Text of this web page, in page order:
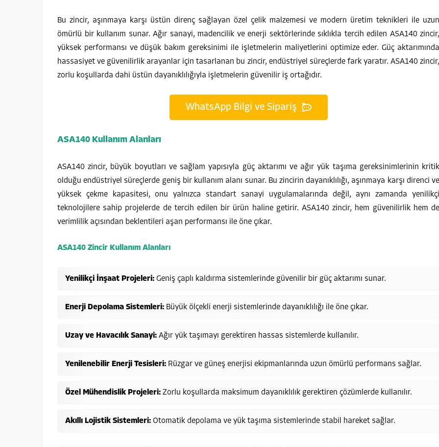
Bu zincir, aşınmaya karşı üstün direnç sağlayan özel çelik malzemesi ve modern üretim teknikleri ile uzun
ömürlü bir kullanım sunar. Ağır sanayi, madencilik ve enerji sektörlerinde sıklıkla tercih edilen ASA140 zincir,
yüksek performansı ve düşük bakım gereksinimi ile işletmelerin maliyetlerini optimize eder. Güç aktarımında
hassasiyet ve güvenilirlik arayanlar için tasarlanan bu zincir, endüstriyel süreçlerde fark yaratır. ASA140 zincir,
zorlu koşullarda dahi üstün dayanıklılığıyla işletmelerin güvenilir iş ortağıdır.
WhatsApp Bilgi ve Sipariş
ASA140 Kullanım Alanları
ASA140 zincir, büyük boyutları ve sağlam yapısıyla güç aktarımı ve ağır yük taşıma gereksinimlerinin kritik
olduğu endüstriyel süreçlerde geniş bir kullanım alanı sunar. Bu zincirin dayanıklılığı, aşınmaya karşı direnci ve
yüksek çekme kapasitesi, onu yalnızca standart sanayi uygulamalarında değil, aynı zamanda yenilikçi
teknolojilere sahip projelerde de tercih edilen bir ürün haline getirir. ASA140 zincir, hem güvenilirlik hem de
verimlilik açısından beklentileri aşan performansı ile öne çıkar.
ASA140 Zincir Kullanım Alanları
Yenilikçi İnşaat Projeleri: Geniş çaplı kaldırma sistemlerinde güvenilir bir güç aktarımı sunar.
Enerji Depolama Sistemleri: Büyük ölçekli enerji sistemlerinde dayanıklılığı ile öne çıkar.
Uzay ve Havacılık Sanayi: Ağır yük taşımayı gerektiren hassas sistemlerde kullanılır.
Yenilenebilir Enerji Tesisleri: Rüzgar ve güneş enerjisi ekipmanlarında uzun ömürlü performans sağlar.
Özel Mühendislik Projeleri: Zorlu koşullarda maksimum dayanıklılık gerektiren çözümlerde kullanılır.
Akıllı Lojistik Sistemleri: Otomatik depolama ve yük taşıma sistemlerinde stabil hareket sağlar.